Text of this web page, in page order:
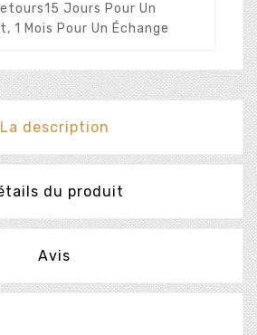
15 Jours Pour Un
1 Mois Pour Un Échange
La description
du produit
Avis